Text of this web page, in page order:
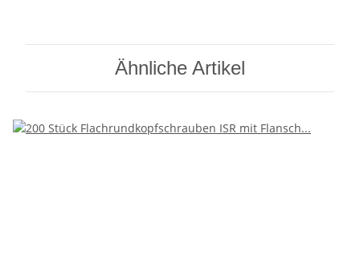
Ähnliche Artikel